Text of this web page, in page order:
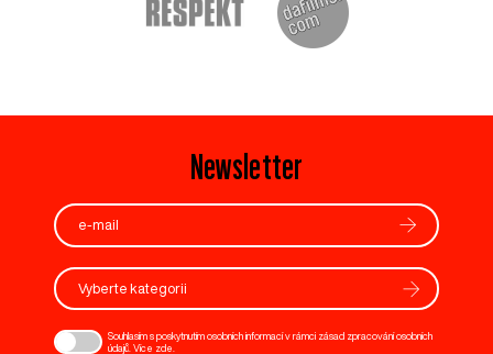
Newsletter
Vyberte kategorii
Souhlasím s poskytnutím osobních informací v rámci zásad zpracování osobních
údajů. Více zde